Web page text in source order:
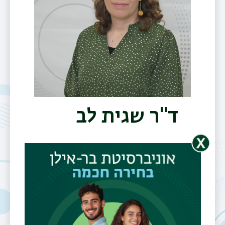
ד"ר שגית לב
sagit.lev@biu.ac.il
משרד
בניין 213 (מקסיקו), חדר 203 (קומה
תחומי עניין
עבודה סוציאלית